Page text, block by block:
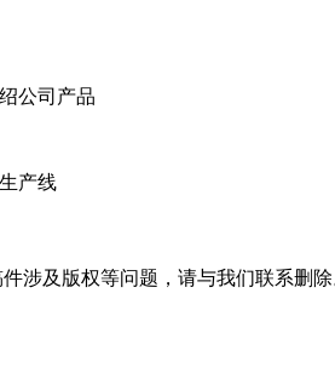
公司产品
产线
涉及版权等问题，请与我们联系删